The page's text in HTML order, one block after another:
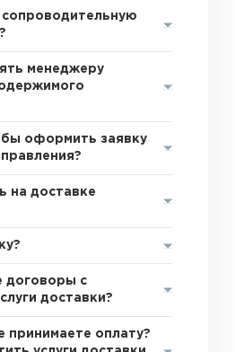
сопроводительную
менеджеру
оформить заявку
на доставке
договоры с
доставки?
принимаете оплату?